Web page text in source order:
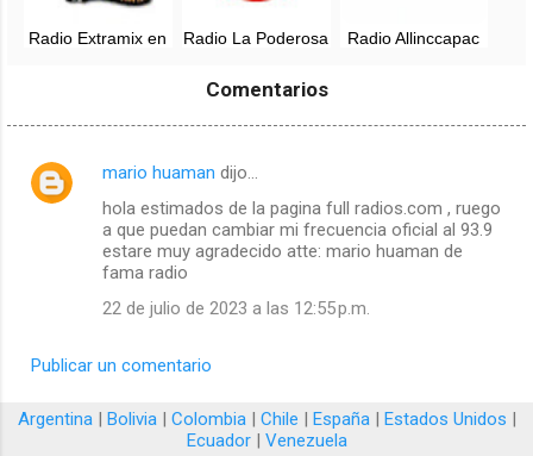
Radio Extramix en
Radio La Poderosa
Radio Allinccapac
Comentarios
C
a
r
mario huaman dijo…
hola estimados de la pagina full radios.com , ruego
a que puedan cambiar mi frecuencia oficial al 93.9
estare muy agradecido atte: mario huaman de
fama radio
22 de julio de 2023 a las 12:55 p.m.
Publicar un comentario
Argentina| Bolivia| Colombia| Chile | España| Estados Unidos |
Ecuador| Venezuela